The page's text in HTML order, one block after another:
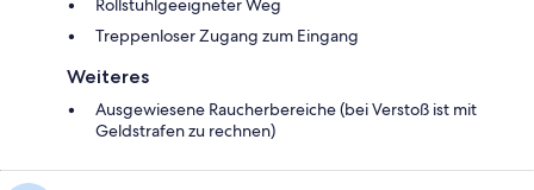
Rollstuhlgeeigneter Weg
Treppenloser Zugang zum Eingang
Weiteres
Ausgewiesene Raucherbereiche (bei Verstoß ist mit
Geldstrafen zu rechnen)